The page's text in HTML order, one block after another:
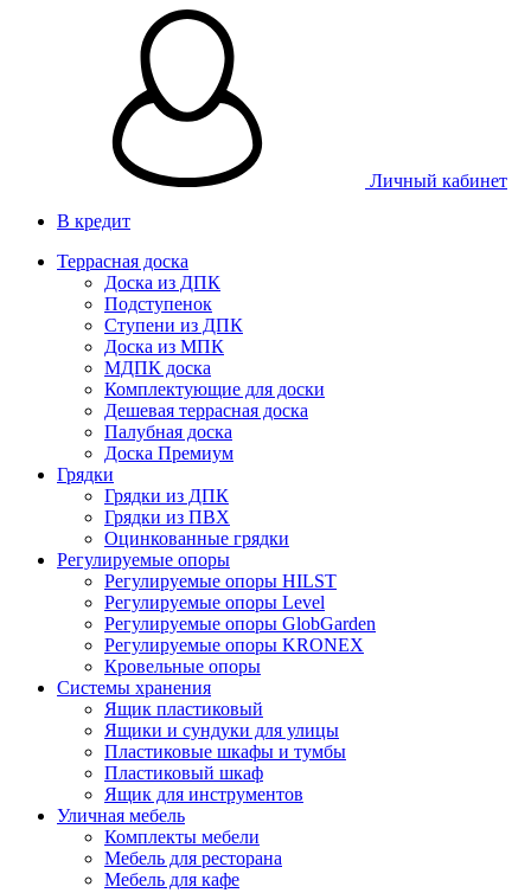
Личный кабинет
В кредит
Террасная доска
Доска из ДПК
Подступенок
Ступени из ДПК
Доска из МПК
МДПК доска
Комплектующие для доски
Дешевая террасная доска
Палубная доска
Доска Премиум
Грядки
Грядки из ДПК
Грядки из ПВХ
Оцинкованные грядки
Регулируемые опоры
Регулируемые опоры HILST
Регулируемые опоры Level
Регулируемые опоры GlobGarden
Регулируемые опоры KRONEX
Кровельные опоры
Системы хранения
Ящик пластиковый
Ящики и сундуки для улицы
Пластиковые шкафы и тумбы
Пластиковый шкаф
Ящик для инструментов
Уличная мебель
Комплекты мебели
Мебель для ресторана
Мебель для кафе